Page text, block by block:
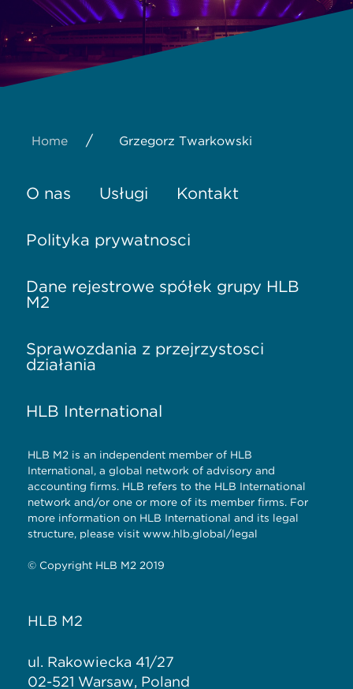
Home / Grzegorz Twarkowski
O nas Usługi Kontakt
Polityka prywatności
Dane rejestrowe spółek grupy HLB
M2
Sprawozdania z przejrzystości
działania
HLB International
HLB M2 is an independent member of HLB
International, a global network of advisory and
accounting firms. HLB refers to the HLB International
network and/or one or more of its member firms. For
more information on HLB International and its legal
structure, please visit www.hlb.global/legal
© Copyright HLB M2 2019
HLB M2
ul. Rakowiecka 41/27
02-521 Warsaw, Poland